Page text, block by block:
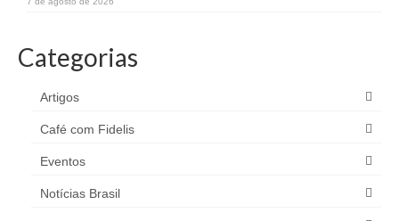
Categorias
Artigos
Café com Fidelis
Eventos
Notícias Brasil